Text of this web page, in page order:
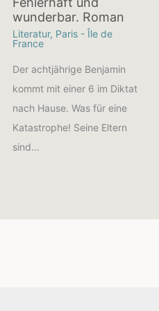
wunderbar. Roman
Literatur, Paris - Île de
France
Der achtjährige Benjamin
kommt mit einer 6 im Diktat
nach Hause. Was für eine
Katastrophe! Seine Eltern
sind…